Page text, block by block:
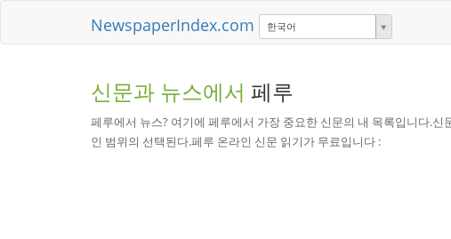
NewspaperIndex.com 한국어
신문과 뉴스에서 페루
페루에서 뉴스? 여기에 페루에서 가장 중요한 신문의 내 목록입니다.
인 범위의 선택된다.페루 온라인 신문 읽기가 무료입니다 :